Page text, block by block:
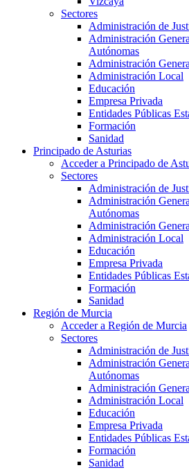
Sectores
Administración de
Administración
Autónomas
Administración
Administración Local
Educación
Empresa Privada
Entidades Públicas
Formación
Sanidad
Principado de Asturias
Acceder a Principado de
Sectores
Administración de
Administración
Autónomas
Administración
Administración Local
Educación
Empresa Privada
Entidades Públicas
Formación
Sanidad
Región de Murcia
Acceder a Región de Murcia
Sectores
Administración de
Administración
Autónomas
Administración
Administración Local
Educación
Empresa Privada
Entidades Públicas
Formación
Sanidad